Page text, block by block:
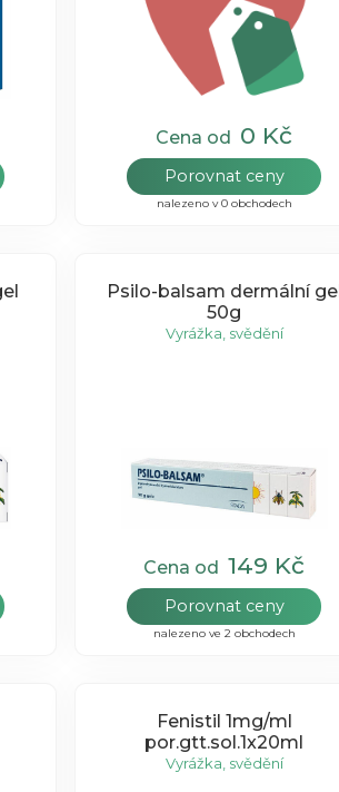
Cena od 0 Kč
Porovnat ceny
nalezeno v 0 obchodech
Psilo-balsam dermální gel
50g
Vyrážka, svědění
Cena od 149 Kč
Porovnat ceny
nalezeno ve 2 obchodech
Fenistil 1mg/ml
por.gtt.sol.1x20ml
Vyrážka, svědění